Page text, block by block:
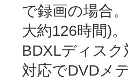
で録画の場合
大約126時間)。
BDXLディス
対応でDVDメ